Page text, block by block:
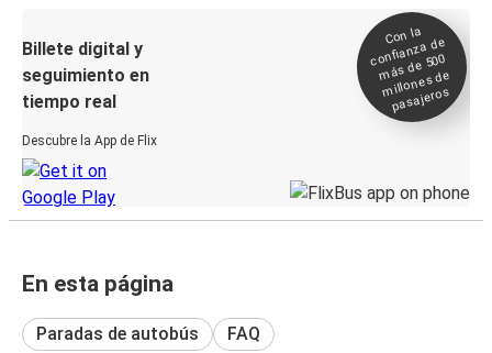
Billete digital y
seguimiento en
tiempo real
Descubre la App de Flix
Con la
confianza de
más de 500
millones de
pasajeros
En esta página
Paradas de autobús FAQ